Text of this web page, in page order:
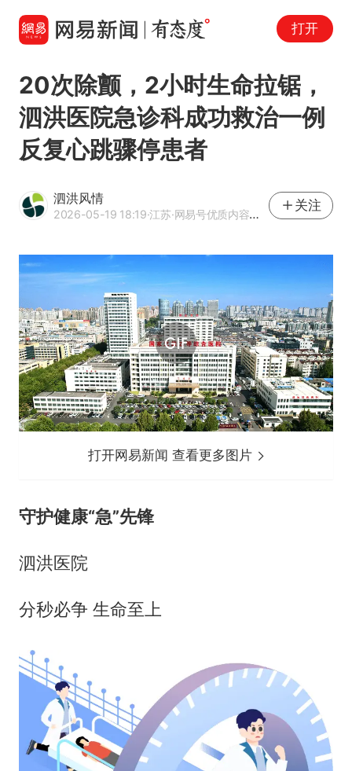
打开
20次除颤，2小时生命拉锯，
泗洪医院急诊科成功救治一例
反复心跳骤停患者
泗洪风情
2026-05-19 18:19·江苏·网易号优质内容创作者
关注
打开网易新闻 查看更多图片
守护健康“急”先锋
泗洪医院
分秒必争 生命至上